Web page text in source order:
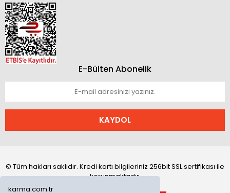
karma.com.tr
E-Bülten Abonelik
KAYDOL
© Tüm hakları saklıdır. Kredi kartı bilgileriniz 256bit SSL sertifikası ile
korunmaktadır.